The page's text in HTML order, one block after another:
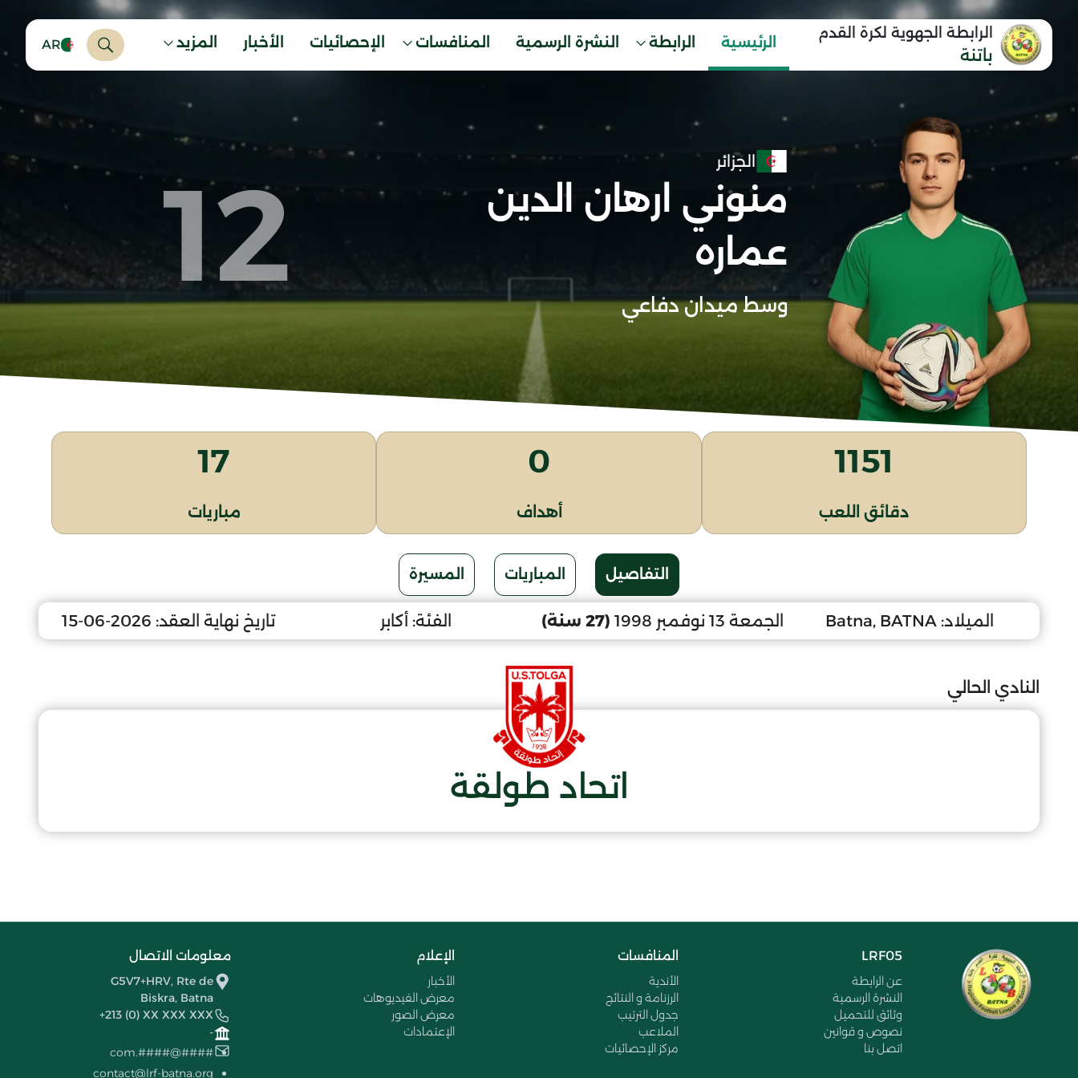
الرابطة الجهوية لكرة القدم
باتنة
الرئيسية الرابطة النشرة الرسمية المنافسات الإحصائيات الأخبار المزيد AR
الجزائر
منوني ارهان الدين
عماره
وسط ميدان دفاعي 12
1151
دقائق اللعب
0
أهداف
17
مباريات
التفاصيل المباريات المسيرة
الميلاد: Batna, BATNA الجمعة 13 نوفمبر 1998 (27 سنة) الفئة: أكابر تاريخ نهاية العقد: 2026-06-15
النادي الحالي
اتحاد طولقة
LRF05
عن الرابطة
النشرة الرسمية
وثائق للتحميل
نصوص و قوانين
اتصل بنا
المنافسات
الأندية
الرزنامة و النتائج
جدول الترتيب
الملاعب
مركز الإحصائيات
الإعلام
الأخبار
معرض الفيديوهات
معرض الصور
الإعتمادات
معلومات الاتصال
G5V7+HRV, Rte de
Biskra, Batna
+213 (0) XX XXX XXX
-
####@####.com
contact@lrf-batna.org